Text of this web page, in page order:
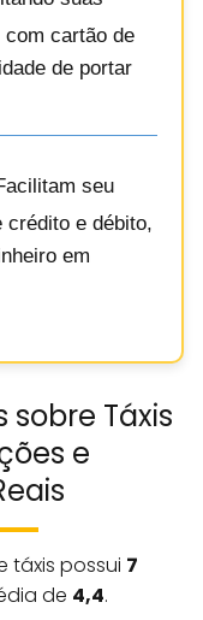
cartão de
de portar
seu
crédito e débito,
em
sobre Táxis
e
táxis possui 7
de 4,4.